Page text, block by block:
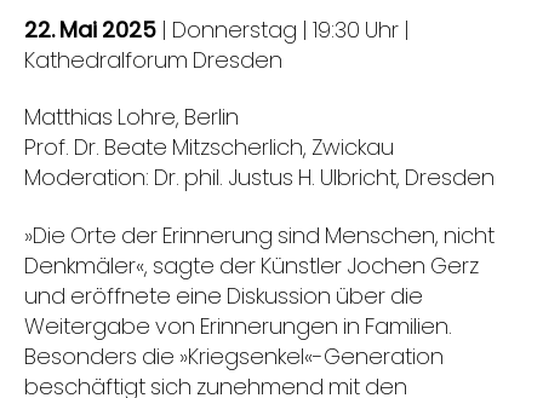
22. Mai 2025 | Donnerstag | 19:30 Uhr |
Kathedralforum Dresden
Matthias Lohre, Berlin
Prof. Dr. Beate Mitzscherlich, Zwickau
Moderation: Dr. phil. Justus H. Ulbricht, Dresden
»Die Orte der Erinnerung sind Menschen, nicht
Denkmäler«, sagte der Künstler Jochen Gerz
und eröffnete eine Diskussion über die
Weitergabe von Erinnerungen in Familien.
Besonders die »Kriegsenkel«-Generation
beschäftigt sich zunehmend mit den